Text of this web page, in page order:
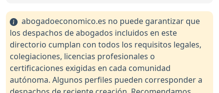
abogadoeconomico.es no puede garantizar que
los despachos de abogados incluidos en este
directorio cumplan con todos los requisitos legales,
colegiaciones, licencias profesionales o
certificaciones exigidas en cada comunidad
autónoma. Algunos perfiles pueden corresponder a